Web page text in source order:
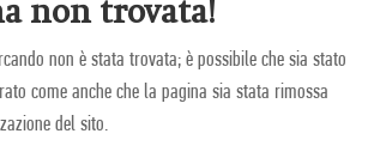
non trovata!
non è stata trovata; è possibile che sia stato
come anche che la pagina sia stata rimossa
del sito.